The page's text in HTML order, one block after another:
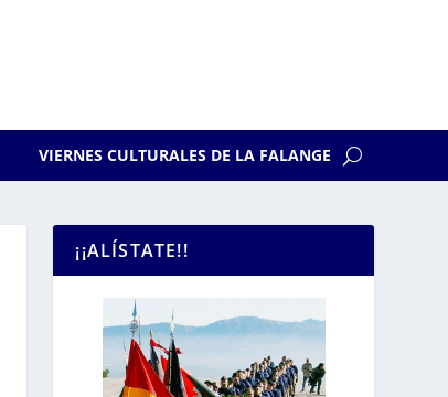
VIERNES CULTURALES DE LA FALANGE
¡¡ALÍSTATE!!